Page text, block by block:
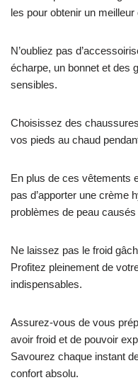
les pour obtenir un
N’oubliez pas
écharpe, un bonnet et des
sensibles.
Choisissez des
vos pieds au chaud
En plus de ces vêtements
pas d’apporter une crème
problèmes de peau
Ne laissez pas le froid
Profitez pleinement de
indispensables.
Assurez-vous de vous
avoir froid et de pouvoir
Savourez chaque instant
confort absolu.